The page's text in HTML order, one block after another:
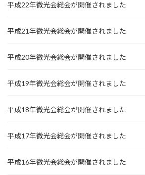
平成22年微光会総会が開催されました
平成21年微光会総会が開催されました
平成20年微光会総会が開催されました
平成19年微光会総会が開催されました
平成18年微光会総会が開催されました
平成17年微光会総会が開催されました
平成16年微光会総会が開催されました